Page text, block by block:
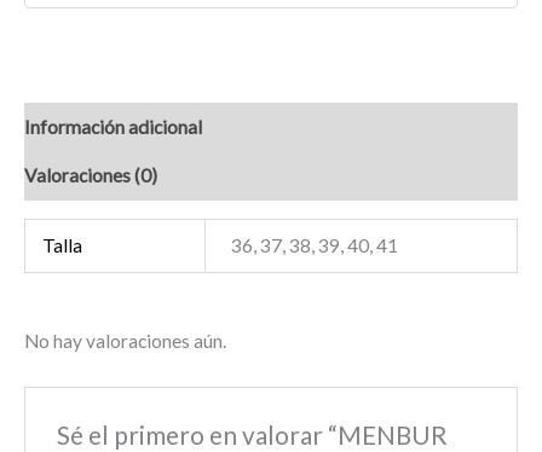
Información adicional
Valoraciones (0)
Talla 36, 37, 38, 39, 40, 41
No hay valoraciones aún.
Sé el primero en valorar “MENBUR